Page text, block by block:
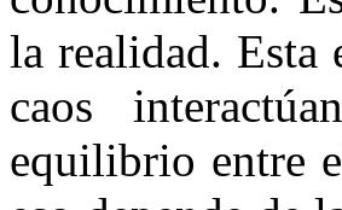
la realidad. Esta
caos
equilibrio entre